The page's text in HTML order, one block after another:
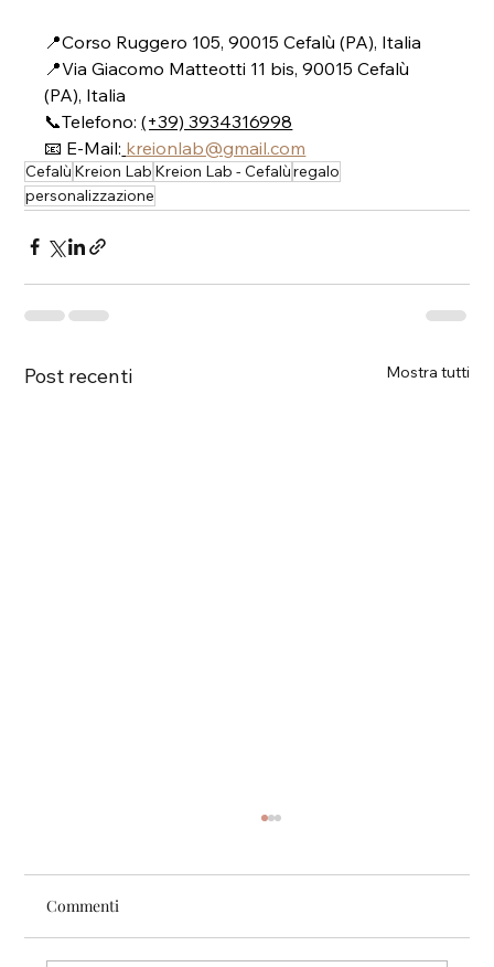
📍Corso Ruggero 105, 90015 Cefalù (PA), Italia
📍Via Giacomo Matteotti 11 bis, 90015 Cefalù
(PA), Italia
📞Telefono: (+39) 3934316998
📧 E-Mail: kreionlab@gmail.com
Cefalù Kreion Lab Kreion Lab - Cefalùregalo
personalizzazione
Post recenti Mostra tutti
Pari.
Commenti